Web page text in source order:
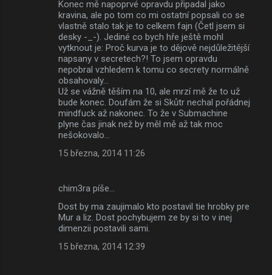
Konec mě napoprvé opravdu připadal jako
kravina, ale po tom co mi ostatní popsali co se
vlastně stalo tak je to celkem fajn (Četl jsem si
desky -_-). Jediné co bych hře ještě mohl
vytknout je: Proč kurva je to dějově nejdůležitější
napsany v secretech?! To jsem opravdu
nepobral vzhledem k tomu co secrety normálně
obsahovaly...
Už se vážně těším na 10, ale mrzí mě že to už
bude konec. Doufám že si Skůtr nechal pořádnej
mindfuck až nakonec. To že v Submachine
plyne čas jinak než by měl mě až tak moc
nešokovalo...
15 března, 2014 11:26
chim3ra píše…
Dost by ma zaujimalo kto postavil tie hrobky pre
Mur a liz. Dost pochybujem ze by si to v inej
dimenzii postavili sami.
15 března, 2014 12:39